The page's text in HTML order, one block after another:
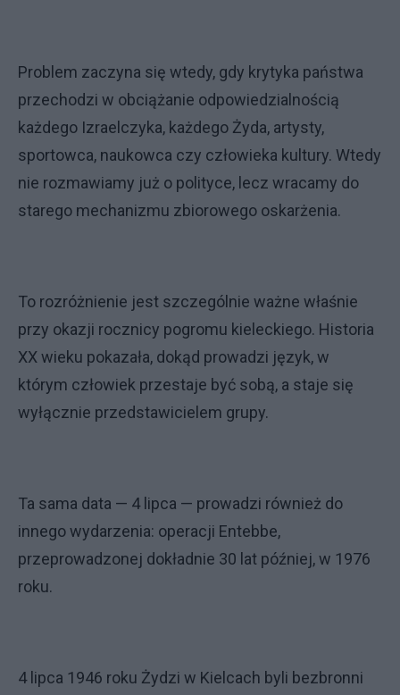
Problem zaczyna się wtedy, gdy krytyka państwa
przechodzi w obciążanie odpowiedzialnością
każdego Izraelczyka, każdego Żyda, artysty,
sportowca, naukowca czy człowieka kultury. Wtedy
nie rozmawiamy już o polityce, lecz wracamy do
starego mechanizmu zbiorowego oskarżenia.
To rozróżnienie jest szczególnie ważne właśnie
przy okazji rocznicy pogromu kieleckiego. Historia
XX wieku pokazała, dokąd prowadzi język, w
którym człowiek przestaje być sobą, a staje się
wyłącznie przedstawicielem grupy.
Ta sama data — 4 lipca — prowadzi również do
innego wydarzenia: operacji Entebbe,
przeprowadzonej dokładnie 30 lat później, w 1976
roku.
4 lipca 1946 roku Żydzi w Kielcach byli bezbronni